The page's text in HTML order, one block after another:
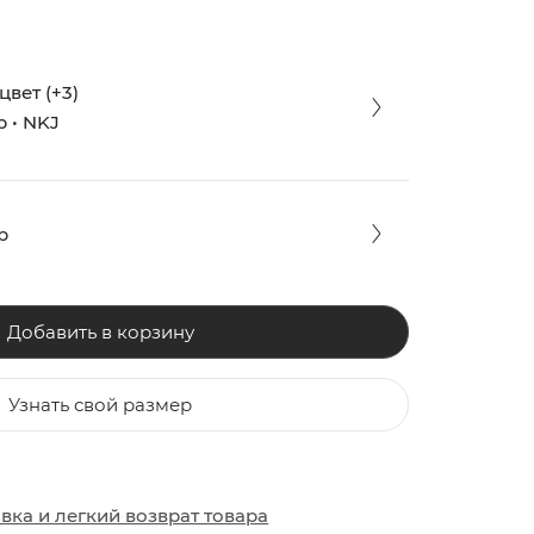
ОБУВЬ
ОБУВЬ
(+3)
• NKJ
Добавить в корзину
Узнать свой размер
илегкий возврат товара